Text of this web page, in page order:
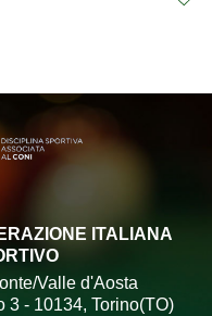
ITALIANA
Valle d'Aosta
3 - 10134, Torino(TO)